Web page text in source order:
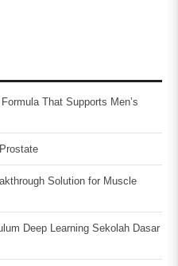
That Supports Men’s
Solution for Muscle
Deep Learning Sekolah Dasar